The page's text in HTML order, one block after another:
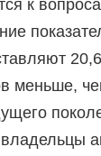
к
меньше,